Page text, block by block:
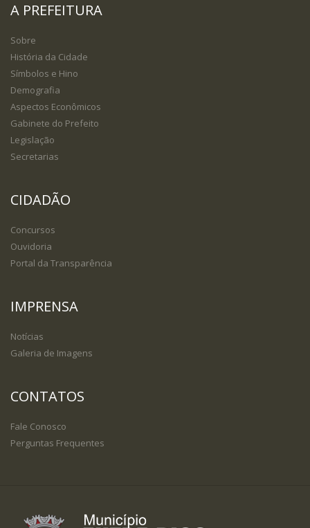
A PREFEITURA
Sobre
História da Cidade
Símbolos e Hino
Demografia
Aspectos Econômicos
Gabinete do Prefeito
Legislação
Secretarias
CIDADÃO
Concursos
Ouvidoria
Portal da Transparência
IMPRENSA
Notícias
Galeria de Imagens
CONTATOS
Fale Conosco
Perguntas Frequentes